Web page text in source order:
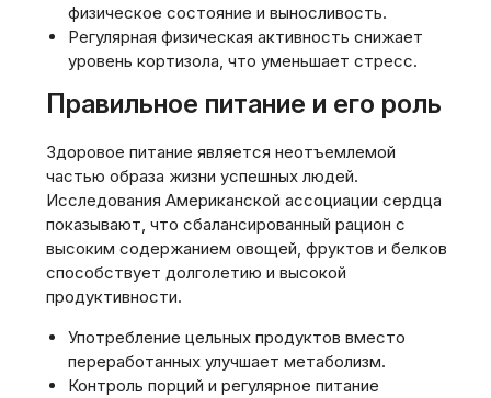
физическое состояние и выносливость.
Регулярная физическая активность снижает
уровень кортизола, что уменьшает стресс.
Правильное питание и его роль
Здоровое питание является неотъемлемой
частью образа жизни успешных людей.
Исследования Американской ассоциации сердца
показывают, что сбалансированный рацион с
высоким содержанием овощей, фруктов и белков
способствует долголетию и высокой
продуктивности.
Употребление цельных продуктов вместо
переработанных улучшает метаболизм.
Контроль порций и регулярное питание